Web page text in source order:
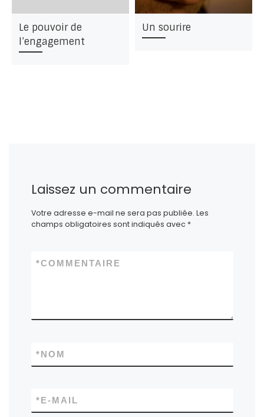
Le pouvoir de
l’engagement
Un sourire
Laissez un commentaire
Votre adresse e-mail ne sera pas publiée. Les
champs obligatoires sont indiqués avec *
COMMENTAIRE
*
NOM
*
E-MAIL
*